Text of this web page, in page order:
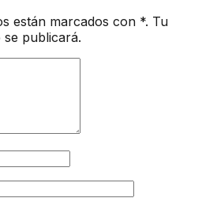
están marcados con *. Tu
publicará.